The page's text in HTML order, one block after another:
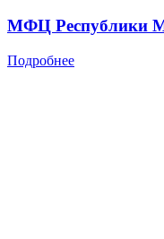
МФЦ Республики
Подробнее